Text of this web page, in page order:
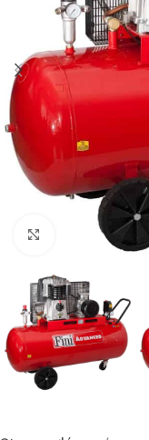
Click to enlarge